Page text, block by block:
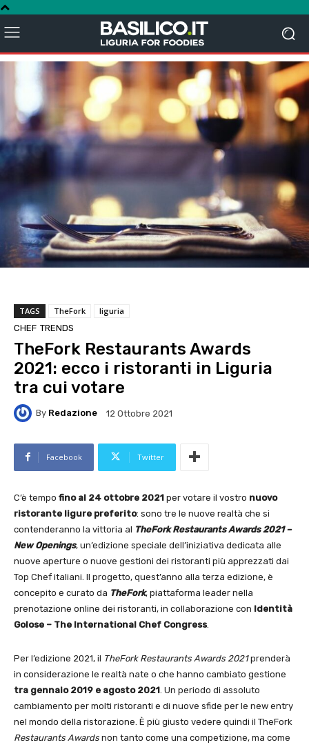
TAGS TheFork
liguria
CHEF TRENDS
TheFork Restaurants Awards
2021: ecco i ristoranti in Liguria
tra cui votare
By Redazione 12 Ottobre 2021
Facebook Twitter
C’è tempo fino al 24 ottobre 2021 per votare il vostro nuovo
ristorante ligure preferito: sono tre le nuove realtà che si
contenderanno la vittoria al TheFork Restaurants Awards 2021 –
New Openings, un’edizione speciale dell’iniziativa dedicata alle
nuove aperture o nuove gestioni dei ristoranti più apprezzati dai
Top Chef italiani. Il progetto, quest’anno alla terza edizione, è
concepito e curato da TheFork, piattaforma leader nella
prenotazione online dei ristoranti, in collaborazione con Identità
Golose – The International Chef Congress.
Per l’edizione 2021, il TheFork Restaurants Awards 2021prenderà
in considerazione le realtà nate o che hanno cambiato gestione
tra gennaio 2019 e agosto 2021 . Un periodo di assoluto
cambiamento per molti ristoranti e di nuove sfide per le new entry
nel mondo della ristorazione. È più giusto vedere quindi il TheFork
Restaurants Awards non tanto come una competizione, ma come